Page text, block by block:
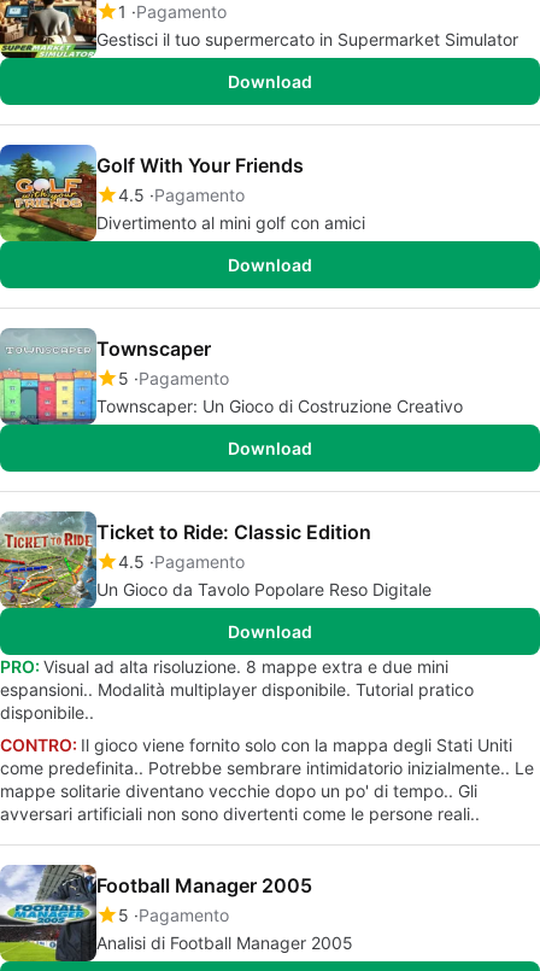
1
Pagamento
Gestisci il tuo supermercato in Supermarket Simulator
Download
Golf With Your Friends
4.5 Pagamento
Divertimento al mini golf con amici
Download
Townscaper
5 Pagamento
Townscaper: Un Gioco di Costruzione Creativo
Download
Ticket to Ride: Classic Edition
4.5 Pagamento
Un Gioco da Tavolo Popolare Reso Digitale
Download
PRO: Visual ad alta risoluzione. 8 mappe extra e due mini
espansioni.. Modalità multiplayer disponibile. Tutorial pratico
disponibile..
CONTRO: Il gioco viene fornito solo con la mappa degli Stati Uniti
come predefinita.. Potrebbe sembrare intimidatorio inizialmente.. Le
mappe solitarie diventano vecchie dopo un po' di tempo.. Gli
avversari artificiali non sono divertenti come le persone reali..
Football Manager 2005
5 Pagamento
Analisi di Football Manager 2005